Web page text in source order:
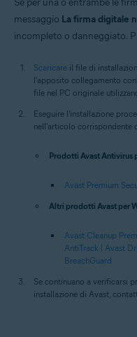
messaggio La firma digitale
incompleto o danneggiato.
Scaricare il file di
l'apposito collegamento
file nel PC originale
Eseguire l'installazione
nell'articolo corrispondente
Prodotti Avast Antivirus
Avast Premium
Altri prodotti Avast per
Avast Cleanup
AntiTrack | Avast
BreachGuard
Se continuano a verificarsi
installazione di Avast,